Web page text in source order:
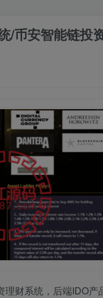
/币安智能链投
理财系统，后端IDO